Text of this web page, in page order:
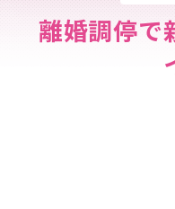
離婚調停で